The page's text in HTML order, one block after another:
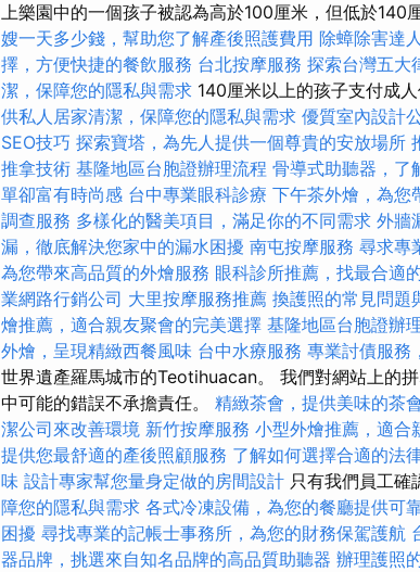
上樂園中的一個孩子被認為高於100厘米，但低於140
嫂一天多少錢，幫助您了解產後照護費用 除蟑除害達
擇，方便快捷的餐飲服務 台北按摩服務 探索台灣五大
潔，保障您的隱私與需求 140厘米以上的孩子支付成
供私人居家清潔，保障您的隱私與需求 優質室內設計
SEO技巧 探索寶塔，為先人提供一個尊貴的安放場所
推拿技術 基隆地區台胞證辦理流程 骨導式助聽器，了
單卻富有時尚感 台中專業眼科診療 下午茶外燴，為您
調查服務 多樣化的醫美項目，滿足你的不同需求 外牆
漏，徹底解決您家中的漏水困擾 南屯按摩服務 尋求專
為您帶來高品質的外燴服務 眼科診所推薦，找最合適
業網路行銷公司 大里按摩服務推薦 換護照的常見問題
燴推薦，適合親友聚會的完美選擇 基隆地區台胞證辦
外燴，呈現精緻西餐風味 台中水療服務 專業討債服務
世界遺產羅馬城市的Teotihuacan。 我們對網站上的
中可能的錯誤不承擔責任。 精緻茶會，提供美味的茶
潔公司來改善環境 新竹按摩服務 小型外燴推薦，適合
提供您最舒適的產後照顧服務 了解如何選擇合適的法
味 設計專家幫您量身定做的房間設計 只有我們員工確
障您的隱私與需求 各式冷凍設備，為您的餐廳提供可
困擾 尋找專業的記帳士事務所，為您的財務保駕護航
器品牌，挑選來自知名品牌的高品質助聽器 辦理護照